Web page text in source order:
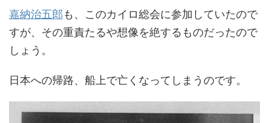
嘉納治五郎も、このカイロ総会に参加していたので
すが、その重責たるや想像を絶するものだったので
しょう。
日本への帰路、船上で亡くなってしまうのです。